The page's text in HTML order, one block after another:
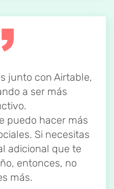
junto con Airtable,
a ser más
puedo hacer más
Si necesitas
adicional que te
entonces, no
más.